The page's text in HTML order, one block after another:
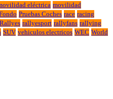
eléctrica movilidad
Pruebas Coches race racing
Rallyes rallyesport rallyfans rallying
SUV vehiculos electricos WEC World